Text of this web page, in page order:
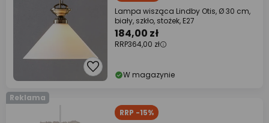
Lampa wisząca Lindby Otis, Ø 30 cm,
biały, szkło, stożek, E27
184,00 zł
RRP364,00 zł
W magazynie
Reklama
RRP -15%